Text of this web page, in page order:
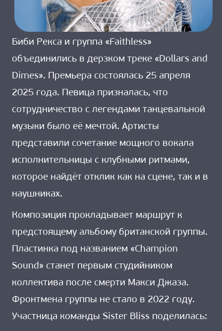
Биби Рекса и группа «Faithless»
объединились в дерзком треке «Dollars and
Dimes». Премьера состоялась 25 апреля
2025 года. Певица призналась, что
сотрудничество с легендами танцевальной
музыки было её мечтой. Артисты
представили сочетание мощного вокала
исполнительницы с клубными ритмами,
которое найдёт отклик как на сцене, так и в
наушниках.
Композиция прокладывает маршрут к
предстоящему альбому британской группы.
Пластинка под названием «Champion
Sound» станет первым студийником
коллектива после смерти Макси Джаза.
Фронтмена группы не стало в 2022 году.
Участница команды Sister Bliss поделилась: